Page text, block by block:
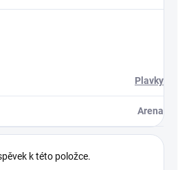
Plavky
Arena
k této položce.